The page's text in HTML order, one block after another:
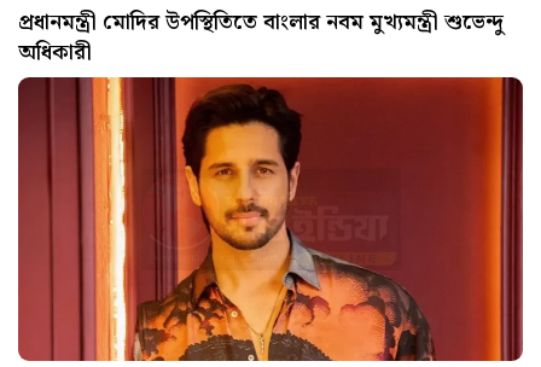
প্রধানমন্ত্রী মোদির উপস্থিতিতে বাংলার নবম মুখ্যমন্ত্রী শুভেন্দু
অধিকারী